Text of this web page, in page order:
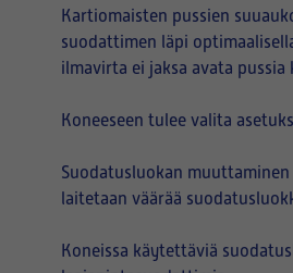
Kartiomaisten pussien
suodattimen läpi
ilmavirta ei jaksa avata
Koneeseen tulee valita
Suodatusluokan
laitetaan väärää
Koneissa käytettäviä